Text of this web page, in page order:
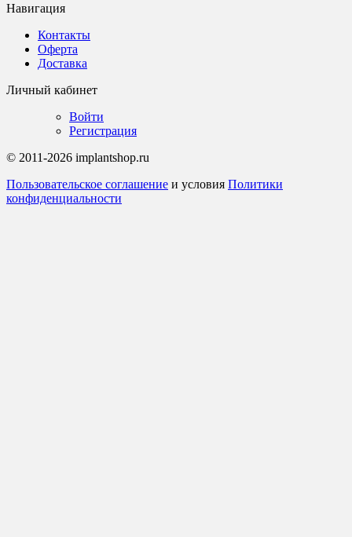
Навигация
Контакты
Оферта
Доставка
Личный кабинет
Войти
Регистрация
© 2011-2026 implantshop.ru
Пользовательское соглашение и условия Политики
конфиденциальности